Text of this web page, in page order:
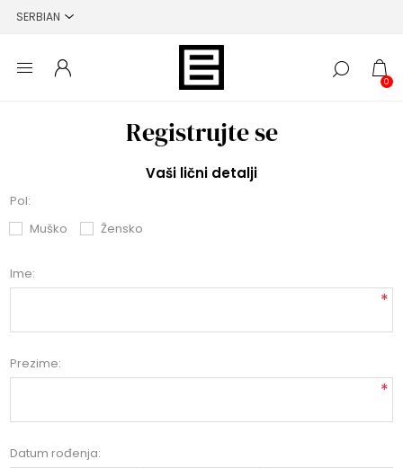
0
Registrujte se
Vaši lični detalji
Pol:
Muško
Žensko
Ime:
*
Prezime:
*
Datum rođenja: